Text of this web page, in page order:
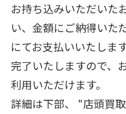
お持ち込みいただいた
い、金額にご納得いた
にてお支払いいたしま
完了いたしますので、
利用いただけます。
詳細は下部、 "店頭買